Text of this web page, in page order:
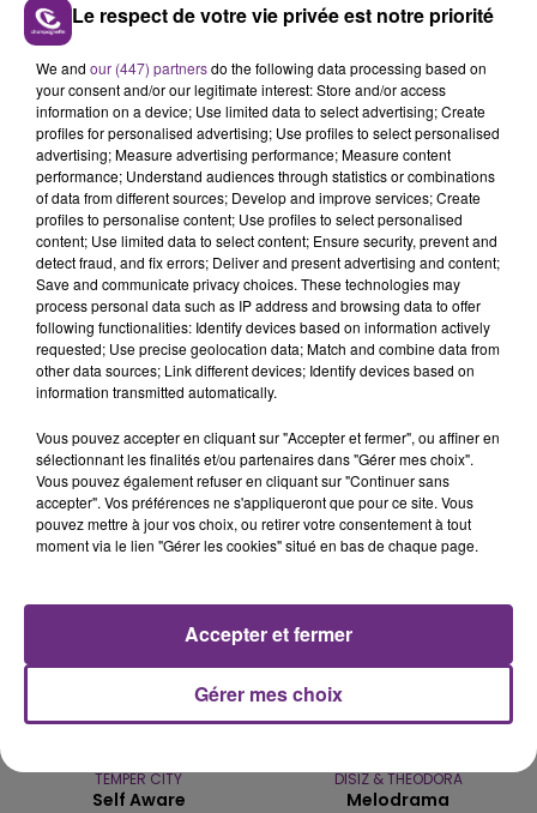
LA CENTRALE NUCLÉAIRE DE CHOOZ
TOUJOURS À L'ARRÊT
Cela fait déjà une semaine que la centrale
nucléaire ardennaise est à l'arrêt. Une situation
justifiée par la sécheresse intense qui est toujours
présente.
LE MAGASIN JOUÉCLUB DE REIMS FERME
SES PORTES
C'était l'une des institutions du centre-ville
fermer ses portes.
TITRES DIFFUSÉS
17h34
17h34
TEMPER CITY
Self Aware
17h28
17h28
DISIZ & THEODORA
Melodrama
Le respect de votre vie privée est notre priorité
We and our (447) partnersdo the following data processing based on
your consent and/or our legitimate interest: Store and/or access
information on a device; Use limited data to select advertising; Create
profiles for personalised advertising; Use profiles to select personalised
advertising; Measure advertising performance; Measure content
performance; Understand audiences through statistics or combinations
of data from different sources; Develop and improve services; Create
profiles to personalise content; Use profiles to select personalised
content; Use limited data to select content; Ensure security, prevent and
detect fraud, and fix errors; Deliver and present advertising and content;
Save and communicate privacy choices. These technologies may
process personal data such as IP address and browsing data to offer
following functionalities: Identify devices based on information actively
requested; Use precise geolocation data; Match and combine data from
other data sources; Link different devices; Identify devices based on
information transmitted automatically.
Vous pouvez accepter en cliquant sur "Accepter et fermer", ou affiner en
sélectionnant les finalités et/ou partenaires dans "Gérer mes choix".
Vous pouvez également refuser en cliquant sur "Continuer sans
accepter". Vos préférences ne s'appliqueront que pour ce site. Vous
pouvez mettre à jour vos choix, ou retirer votre consentement à tout
moment via le lien "Gérer les cookies" situé en bas de chaque page.
Gérer mes choix
Accepter et fermer